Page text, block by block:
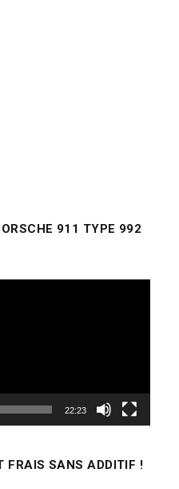
911 TYPE 992
22:23
FRAIS SANS ADDITIF !